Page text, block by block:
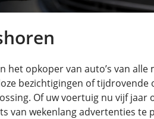
het opkoper van auto’s van
bezichtigingen of
Of uw voertuig nu vijf
van wekenlang advertenties